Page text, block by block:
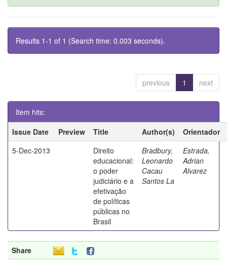
Results 1-1 of 1 (Search time: 0.003 seconds).
previous 1 next
Item hits:
Issue Date
Preview Title Author(s)
Orientador
5-Dec-2013
Direito
educacional:
o poder
judiciário e a
efetivação
de políticas
públicas no
Brasil
Bradbury,
Leonardo
Cacau
Santos La
Estrada,
Adrian
Alvarez
Share